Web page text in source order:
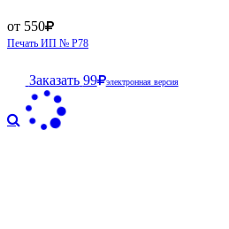
от 550
Печать ИП № Р78
Заказать 99 электронная версия